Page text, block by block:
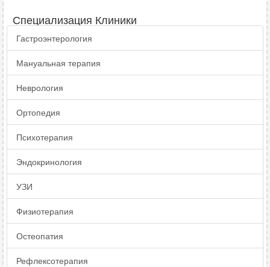
Специализация Клиники
Гастроэнтерология
Мануальная терапия
Неврология
Ортопедия
Психотерапия
Эндокринология
УЗИ
Физиотерапия
Остеопатия
Рефлексотерапия